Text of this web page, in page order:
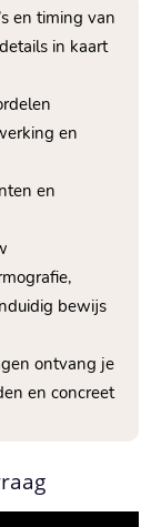
en timing van
in kaart
en
en
bewijs
ontvang je
en concreet